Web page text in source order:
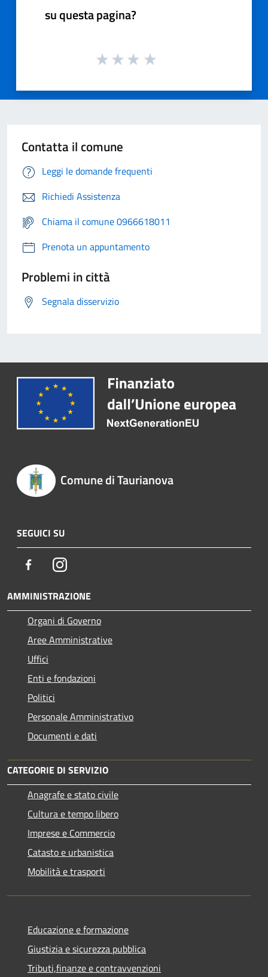
su questa pagina?
Contatta il comune
Leggi le domande frequenti
Richiedi Assistenza
Chiama il comune 0966618011
Prenota un appuntamento
Problemi in città
Segnala disservizio
Comune di Taurianova
SEGUICI SU
FacebookInstagram
AMMINISTRAZIONE
Organi di Governo
Aree Amministrative
Uffici
Enti e fondazioni
Politici
Personale Amministrativo
Documenti e dati
CATEGORIE DI SERVIZIO
Anagrafe e stato civile
Cultura e tempo libero
Imprese e Commercio
Catasto e urbanistica
Mobilità e trasporti
Educazione e formazione
Giustizia e sicurezza pubblica
Tributi,finanze e contravvenzioni